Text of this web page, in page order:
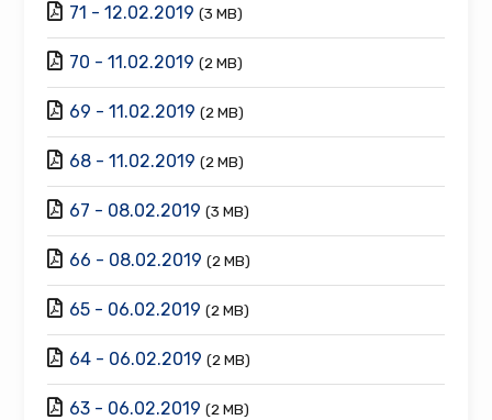
71 - 12.02.2019 (3 MB)
70 - 11.02.2019 (2 MB)
69 - 11.02.2019 (2 MB)
68 - 11.02.2019 (2 MB)
67 - 08.02.2019 (3 MB)
66 - 08.02.2019 (2 MB)
65 - 06.02.2019 (2 MB)
64 - 06.02.2019 (2 MB)
63 - 06.02.2019 (2 MB)